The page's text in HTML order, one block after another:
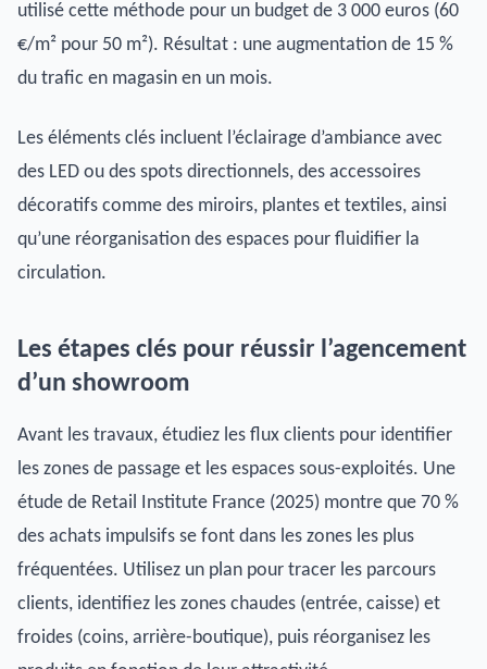
utilisé cette méthode pour un budget de 3 000 euros (60
€/m² pour 50 m²). Résultat : une augmentation de 15 %
du trafic en magasin en un mois.
Les éléments clés incluent l’éclairage d’ambiance avec
des LED ou des spots directionnels, des accessoires
décoratifs comme des miroirs, plantes et textiles, ainsi
qu’une réorganisation des espaces pour fluidifier la
circulation.
Les étapes clés pour réussir l’agencement
d’un showroom
Avant les travaux, étudiez les flux clients pour identifier
les zones de passage et les espaces sous-exploités. Une
étude de Retail Institute France (2025) montre que 70 %
des achats impulsifs se font dans les zones les plus
fréquentées. Utilisez un plan pour tracer les parcours
clients, identifiez les zones chaudes (entrée, caisse) et
froides (coins, arrière-boutique), puis réorganisez les